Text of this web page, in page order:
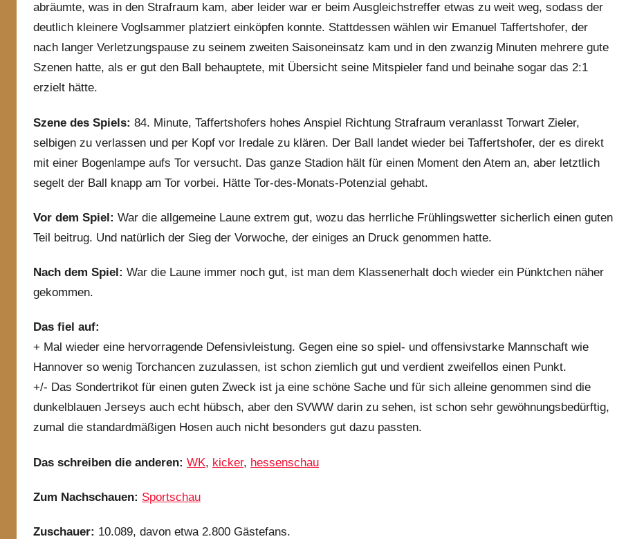
abräumte, was in den Strafraum kam, aber leider war er beim Ausgleichstreffer etwas zu weit weg, sodass der
deutlich kleinere Voglsammer platziert einköpfen konnte. Stattdessen wählen wir Emanuel Taffertshofer, der
nach langer Verletzungspause zu seinem zweiten Saisoneinsatz kam und in den zwanzig Minuten mehrere gute
Szenen hatte, als er gut den Ball behauptete, mit Übersicht seine Mitspieler fand und beinahe sogar das 2:1
erzielt hätte.
Szene des Spiels: 84. Minute, Taffertshofers hohes Anspiel Richtung Strafraum veranlasst Torwart Zieler,
selbigen zu verlassen und per Kopf vor Iredale zu klären. Der Ball landet wieder bei Taffertshofer, der es direkt
mit einer Bogenlampe aufs Tor versucht. Das ganze Stadion hält für einen Moment den Atem an, aber letztlich
segelt der Ball knapp am Tor vorbei. Hätte Tor-des-Monats-Potenzial gehabt.
Vor dem Spiel: War die allgemeine Laune extrem gut, wozu das herrliche Frühlingswetter sicherlich einen guten
Teil beitrug. Und natürlich der Sieg der Vorwoche, der einiges an Druck genommen hatte.
Nach dem Spiel: War die Laune immer noch gut, ist man dem Klassenerhalt doch wieder ein Pünktchen näher
gekommen.
Das fiel auf:
+ Mal wieder eine hervorragende Defensivleistung. Gegen eine so spiel- und offensivstarke Mannschaft wie
Hannover so wenig Torchancen zuzulassen, ist schon ziemlich gut und verdient zweifellos einen Punkt.
+/- Das Sondertrikot für einen guten Zweck ist ja eine schöne Sache und für sich alleine genommen sind die
dunkelblauen Jerseys auch echt hübsch, aber den SVWW darin zu sehen, ist schon sehr gewöhnungsbedürftig,
zumal die standardmäßigen Hosen auch nicht besonders gut dazu passten.
Das schreiben die anderen: WK, kicker, hessenschau
Zum Nachschauen: Sportschau
Zuschauer: 10.089, davon etwa 2.800 Gästefans.